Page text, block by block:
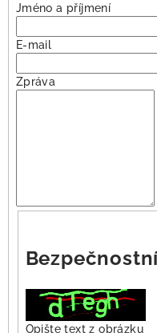
Jméno a příjmení
E-mail
Zpráva
Opište text z obrázku